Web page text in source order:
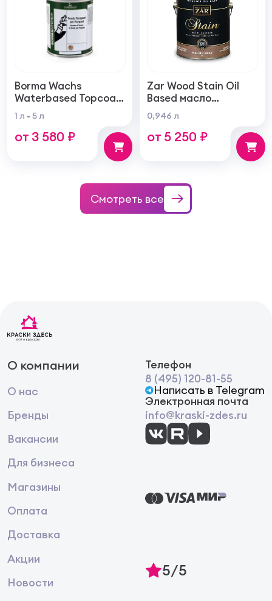
Borma Wachs
Waterbased Topcoat
Varnish For Parquet
Грунт для паркета на
водной основе для
внутренних работ
1 л 5 л
от 3 580 ₽
Zar Wood Stain Oil
Based масло
тонирующая по
дереву
0,946 л
от 5 250 ₽
Смотреть все
О компании
О нас
Бренды
Вакансии
Для бизнеса
Магазины
Оплата
Доставка
Акции
Новости
Телефон
8 (495) 120-81-55
Написать в Telegram
Электронная почта
info@kraski-zdes.ru
5/5